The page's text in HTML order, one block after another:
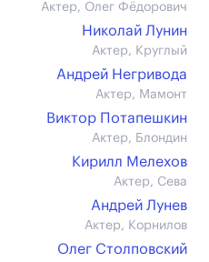
Актер, Олег Фёдорович
Николай Лунин
Актер, Круглый
Андрей Негривода
Актер, Мамонт
Виктор Потапешкин
Актер, Блондин
Кирилл Мелехов
Актер, Сева
Андрей Лунев
Актер, Корнилов
Олег Столповский